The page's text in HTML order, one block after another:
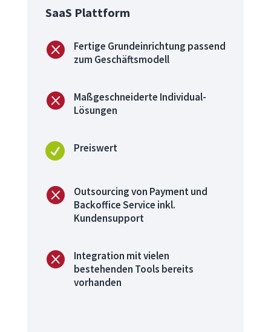
SaaS Plattform

Fertige Grundeinrichtung passend
zum Geschäftsmodell

Maßgeschneiderte Individual-
Lösungen
 Preiswert

Outsourcing von Payment und
Backoffice Service inkl.
Kundensupport

Integration mit vielen
bestehenden Tools bereits
vorhanden